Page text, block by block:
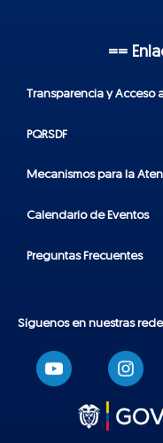
==
Transparencia y Acceso
PQRSDF
Mecanismos para la
Calendario de Eventos
Preguntas Frecuentes
Síguenos en nuestras